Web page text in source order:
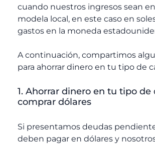
cuando nuestros ingresos sean
modela local, en este caso en
gastos en la moneda
A continuación, compartimos
para ahorrar dinero en tu tipo de
1. Ahorrar dinero en tu tipo de
comprar dólares
Si presentamos deudas
deben pagar en dólares y